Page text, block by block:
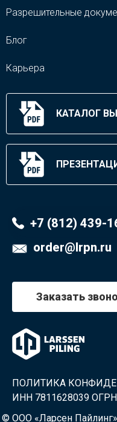
Разрешительные
Блог
Карьера
КАТАЛОГ
ПОЛИТИКА
ИНН 7811628039
+7 (812) 439-
order@lrpn.ru
Заказать
© ООО «Ларсен